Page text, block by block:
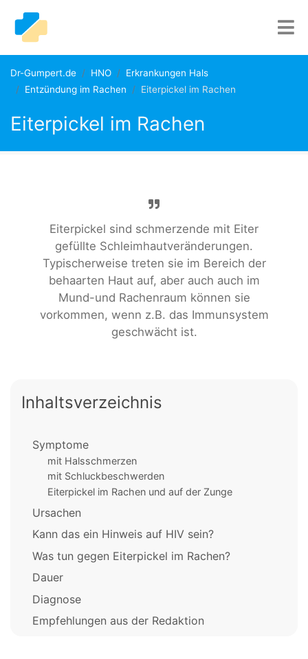
Dr-Gumpert.de HNO
Erkrankungen Hals
Entzündung im Rachen
Eiterpickel im Rachen
Eiterpickel im Rachen
Eiterpickel sind schmerzende mit Eiter
gefüllte Schleimhautveränderungen.
Typischerweise treten sie im Bereich der
behaarten Haut auf, aber auch auch im
Mund-und Rachenraum können sie
vorkommen, wenn z.B. das Immunsystem
geschwächt ist.
Inhaltsverzeichnis
Symptome
mit Halsschmerzen
mit Schluckbeschwerden
Eiterpickel im Rachen und auf der Zunge
Ursachen
Kann das ein Hinweis auf HIV sein?
Was tun gegen Eiterpickel im Rachen?
Dauer
Diagnose
Empfehlungen aus der Redaktion